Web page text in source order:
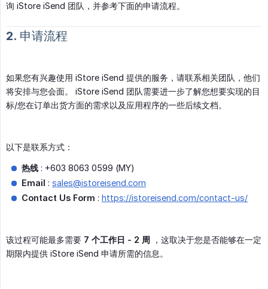
询 iStore iSend 团队，并参考下面的申请流程。
2. 申请流程
如果您有兴趣使用 iStore iSend 提供的服务，请联系相关团队，他们
将安排与您会面。 iStore iSend 团队需要进一步了解您想要实现的目
标/您在订单出货方面的需求以及应用程序的一些后续文档。
以下是联系方式：
热线 : +603 8063 0599 (MY)
Email : sales@istoreisend.com
Contact Us Form : https://istoreisend.com/contact-us/
该过程可能最多需要 7 个工作日 - 2 周 ，这取决于您是否能够在一定
期限内提供 iStore iSend 申请所需的信息。